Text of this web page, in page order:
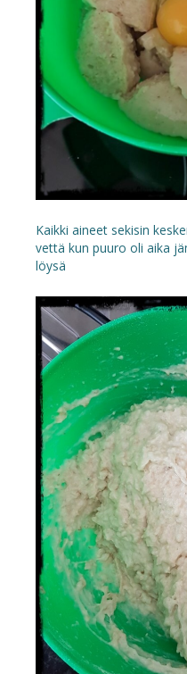
Kaikki aineet sekisin
vettä kun puuro oli aika
löysä